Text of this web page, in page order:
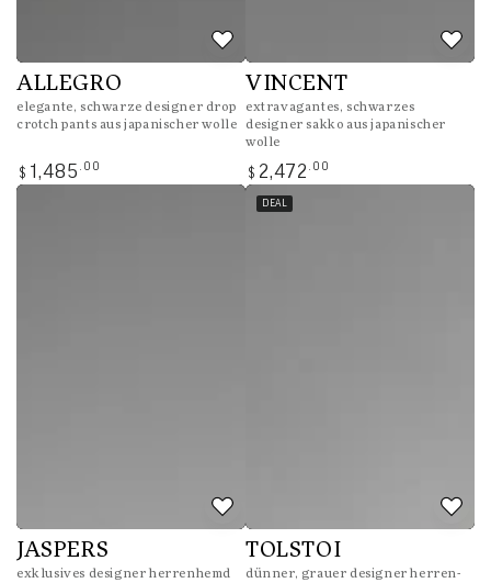
ALLEGRO
elegante, schwarze designer drop
crotch pants aus japanischer wolle
Regulärer
Preis
$ 1,485 .00
VINCENT
extravagantes, schwarzes
designer sakko aus japanischer
wolle
Regulärer
Preis
$ 2,472 .00
JASPERS
exklusives designer herrenhemd
TOLSTOI
dünner, grauer designer herren-
DEAL